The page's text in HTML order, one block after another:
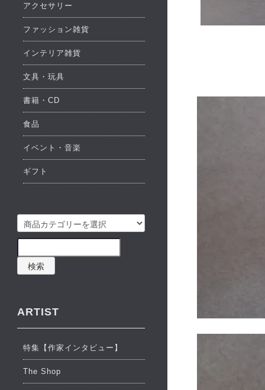
アクセサリー
ファッション雑貨
インテリア雑貨
文具・玩具
書籍・CD
食品
イベント・音楽
ギフト
検索
ARTIST
特集【作家インタビュー】
The Shop